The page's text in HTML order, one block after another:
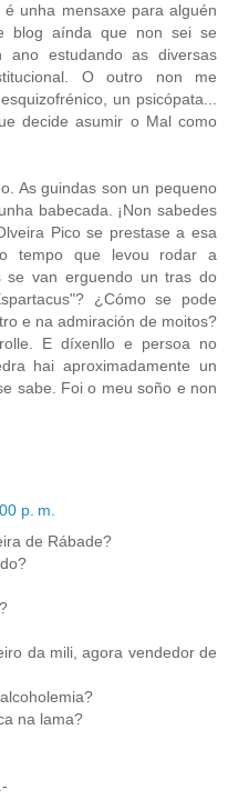
unha mensaxe para alguén
blog aínda que non sei se
estudando as diversas
O outro non me
un psicópata...
decide asumir o Mal como
As guindas son un pequeno
babecada. ¡Non sabedes
Pico se prestase a esa
tempo que levou rodar a
se van erguendo un tras do
¿Cómo se pode
e na admiración de moitos?
E díxenllo e persoa no
hai aproximadamente un
sabe. Foi o meu soño e non
p. m.
de Rábade?
da mili, agora vendedor de
na lama?